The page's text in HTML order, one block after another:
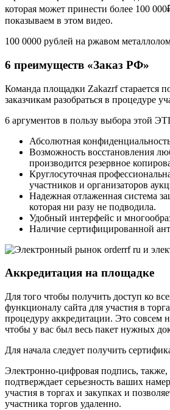
которая может принести более 100
показываем в этом видео.
100 0000 рублей на ржавом
6 преимуществ «Заказ РФ»
Команда площадки Zakazrf старается
заказчикам разобраться в процедуре
6 аргументов в пользу выбора этой
Абсолютная
Возможность восстановления
производится резервное
Круглосуточная
участников и организаторов
Надежная отлаженная система
которая ни разу не подводила.
Удобный интерфейс и
Наличие сертифицированной
Аккредитация на площадке
Для того чтобы получить доступ ко
функционалу сайта для участия в
процедуру аккредитации. Это совсем
чтобы у вас был весь пакет нужных
Для начала следует получить
Электронно-цифровая подпись, также,
подтверждает серьезность ваших
участия в торгах и закупках и
участника торгов удаленно.